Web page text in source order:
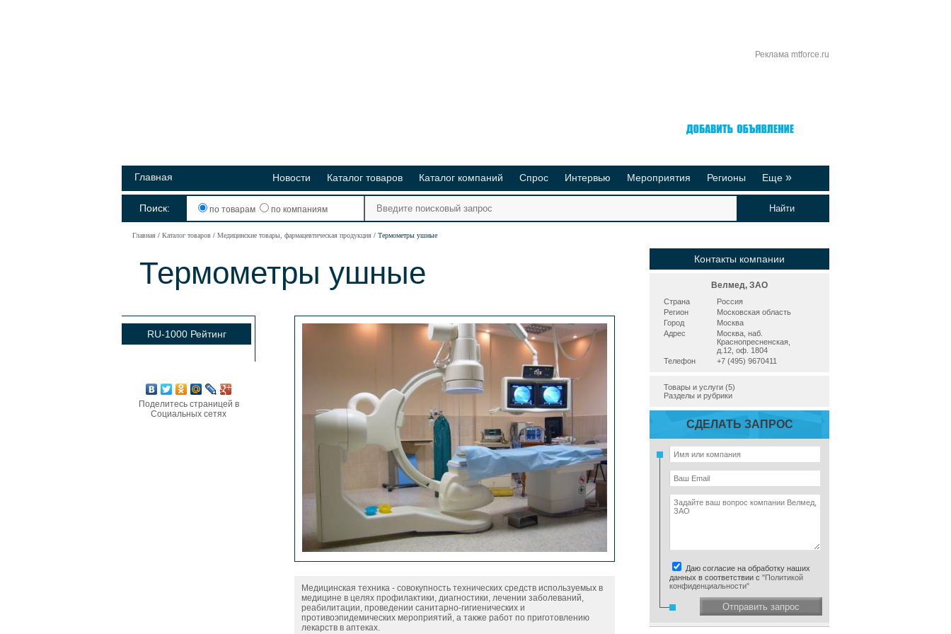
Реклама mtforce.ru
Главная Новости Каталог товаров Каталог компаний Спрос Интервью Мероприятия Регионы Еще »
Реклама на сайте
Поиск: по товарам по компаниям
Главная Каталог товаров Медицинские товары, фармацевтическая продукция Термометры ушные
Термометры ушные
RU-1000 Рейтинг
Поделитесь страницей в
Социальных сетях
Медицинская техника - совокупность технических средств используемых в
медицине в целях профилактики, диагностики, лечении заболеваний,
реабилитации, проведении санитарно-гигиенических и
противоэпидемических мероприятий, а также работ по приготовлению
лекарств в аптеках.
Контакты компании
Велмед, ЗАО
Страна
Россия
Регион
Московская область
Город
Москва
Адрес
Москва, наб.
Краснопресненская,
д.12, оф. 1804
Телефон
+7 (495) 9670411
Товары и услуги (5)
Разделы и рубрики
СДЕЛАТЬ ЗАПРОС
Даю согласие на обработку наших
данных в соответствии с "Политикой
конфиденциальности"
Отправить запрос